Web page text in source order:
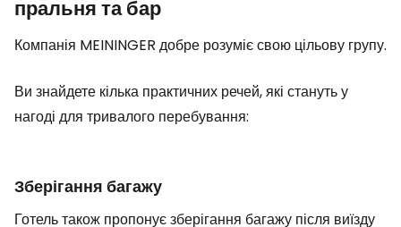
пральня та бар
Компанія MEININGER добре розуміє свою цільову групу.
Ви знайдете кілька практичних речей, які стануть у
нагоді для тривалого перебування:
Зберігання багажу
Готель також пропонує зберігання багажу після виїзду